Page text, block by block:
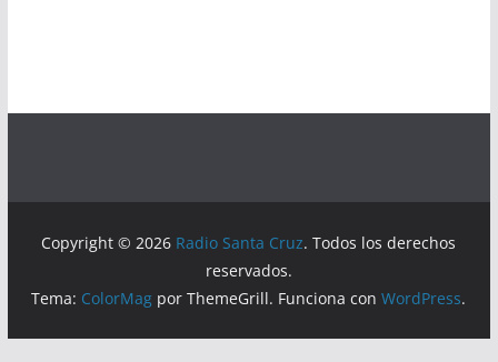
Copyright © 2026 Radio Santa Cruz. Todos los derechos
reservados.
Tema: ColorMag por ThemeGrill. Funciona conWordPress.